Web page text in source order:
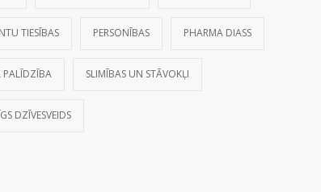
TIESĪBAS PERSONĪBAS PHARMA DIASS
PALĪDZĪBA SLIMĪBAS UN STĀVOKĻI
DZĪVESVEIDS